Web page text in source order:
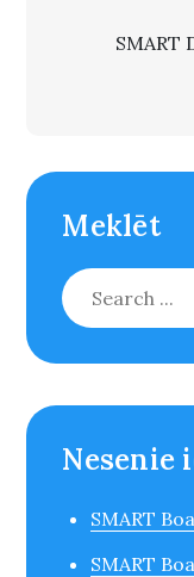
SMART
Meklēt
Search
for:
Nesenie
SMART
SMART